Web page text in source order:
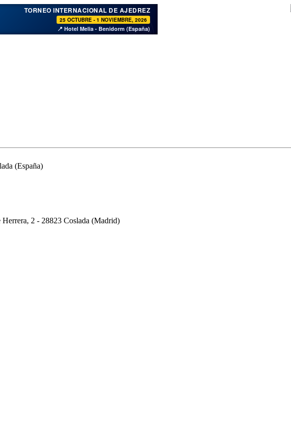
♞
TORNEO INTERNACIONAL DE AJEDREZ
25 OCTUBRE - 1 NOVIEMBRE, 2026
📍 Hotel Melia - Benidorm (España)
(España)
2 - 28823 Coslada (Madrid)